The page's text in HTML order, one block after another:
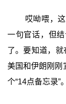
哎呦喂，
一句官话，但
了。要知道，就
美国和伊朗刚刚
个“14点备忘录”。